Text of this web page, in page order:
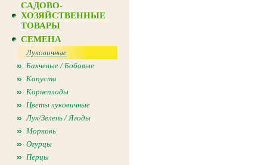
САДОВО-
ХОЗЯЙСТВЕННЫЕ
ТОВАРЫ
СЕМЕНА
Луковичные
Бахчевые / Бобовые
Капуста
Корнеплоды
Цветы луковичные
Лук/Зелень / Ягоды
Морковь
Огурцы
Перцы